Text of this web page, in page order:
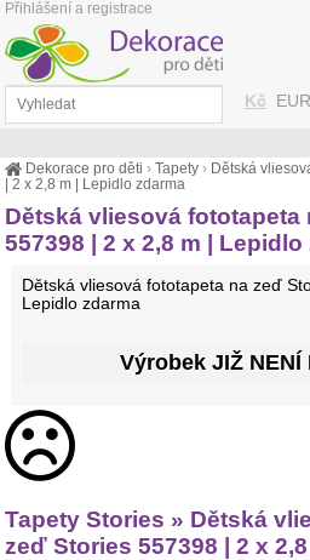
Dekorace pro děti ›Tapety › Dětská
| 2 x 2,8 m | Lepidlo zdarma
Dětská vliesová fototapeta
557398 | 2 x 2,8 m | Lepidlo
Dětská vliesová fototapeta na zeď
Lepidlo zdarma
Výrobek JIŽ NENÍ
Tapety Stories » Dětská
zeď Stories 557398 | 2 x
Kč EUR
Přihlášení a registrace